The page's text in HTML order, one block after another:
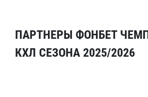
ПАРТНЕРЫ ФОНБЕТ
КХЛ СЕЗОНА 2025/2026